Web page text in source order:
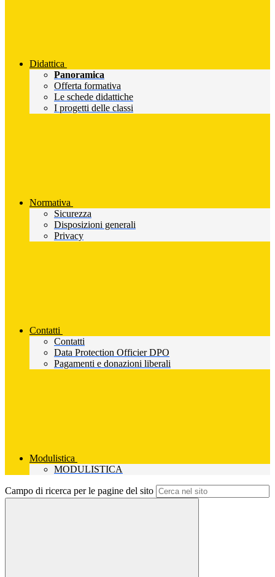
Didattica
Panoramica
Offerta formativa
Le schede didattiche
I progetti delle classi
Normativa
Sicurezza
Disposizioni generali
Privacy
Contatti
Contatti
Data Protection Officier DPO
Pagamenti e donazioni liberali
Modulistica
MODULISTICA
Campo di ricerca per le pagine del sito